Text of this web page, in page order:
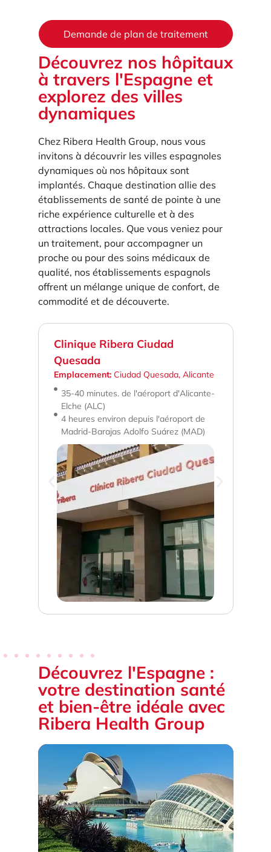
Demande de plan de traitement
Découvrez nos hôpitaux
à travers l'Espagne et
explorez des villes
dynamiques
Chez Ribera Health Group, nous vous
invitons à découvrir les villes espagnoles
dynamiques où nos hôpitaux sont
implantés. Chaque destination allie des
établissements de santé de pointe à une
riche expérience culturelle et à des
attractions locales. Que vous veniez pour
un traitement, pour accompagner un
proche ou pour des soins médicaux de
qualité, nos établissements espagnols
offrent un mélange unique de confort, de
commodité et de découverte.
Clinique Ribera Ciudad
Quesada
Emplacement:Ciudad Quesada, Alicante
35-40 minutes. de l'aéroport d'Alicante-
Elche (ALC)
4 heures environ depuis l'aéroport de
Madrid-Barajas Adolfo Suárez (MAD)
Découvrez l'Espagne :
votre destination santé
et bien-être idéale avec
Ribera Health Group